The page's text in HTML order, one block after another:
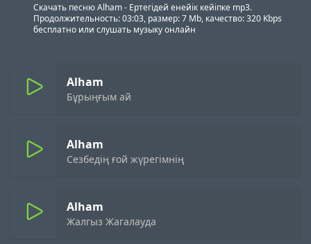
Скачать песню Alham - Ертегідей енейік кейіпке mp3.
Продолжительность: 03:03, размер: 7 Mb, качество: 320 Kbps
бесплатно или слушать музыку онлайн
Alham
Бұрыңғым ай
Alham
Сезбедің ғой жүрегімнің
Alham
Жалгыз Жагалауда